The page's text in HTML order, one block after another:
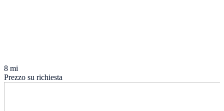
8 mi
Prezzo su richiesta